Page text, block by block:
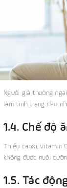
Người già thường
làm tình trạng đau
1.4. Chế độ
Thiếu canxi, vitamin
không được nuôi
1.5. Tác